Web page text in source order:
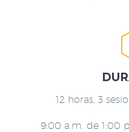
12 horas, 3
9:00 a.m. de 1:00